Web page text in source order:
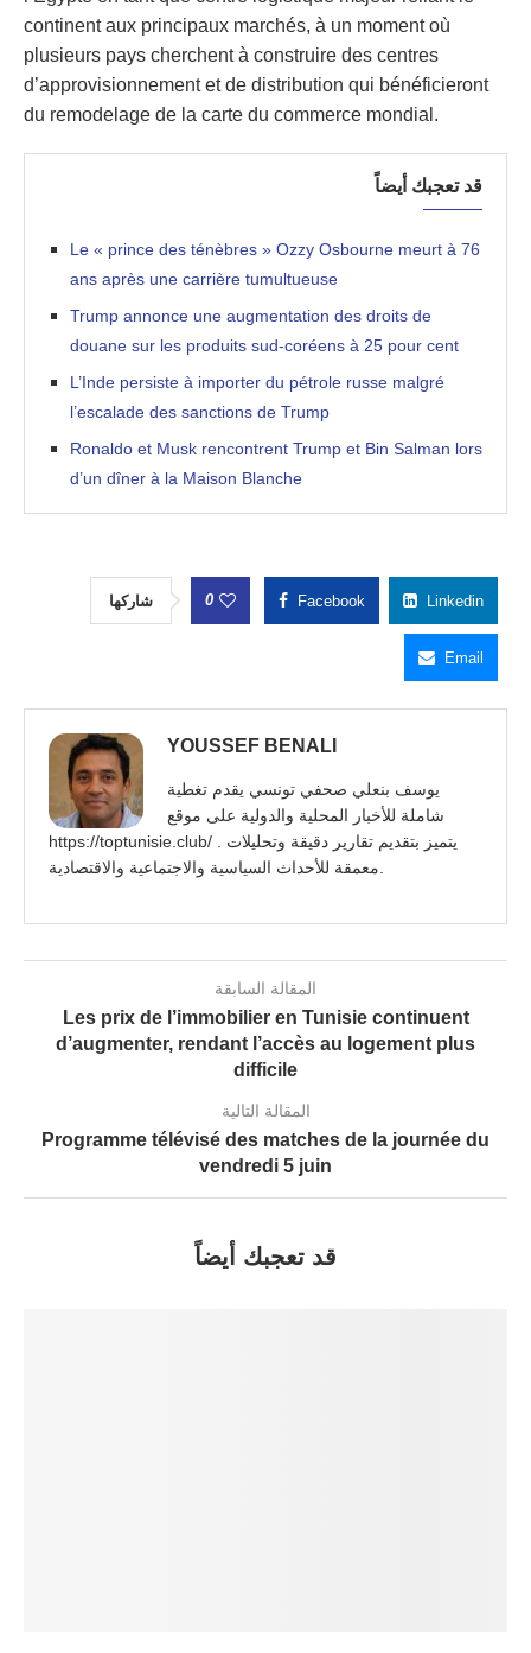
continent aux principaux marchés, à un moment où
plusieurs pays cherchent à construire des centres
d’approvisionnement et de distribution qui bénéficieront
du remodelage de la carte du commerce mondial.
قد تعجبك أيضاً
Le « prince des ténèbres » Ozzy Osbourne meurt à 76
ans après une carrière tumultueuse
Trump annonce une augmentation des droits de
douane sur les produits sud-coréens à 25 pour cent
L’Inde persiste à importer du pétrole russe malgré
l’escalade des sanctions de Trump
Ronaldo et Musk rencontrent Trump et Bin Salman lors
d’un dîner à la Maison Blanche
شاركها 0 Facebook Linkedin
Email
YOUSSEF BENALI
يوسف بنعلي صحفي تونسي يقدم تغطية
شاملة للأخبار المحلية والدولية على موقع
https://toptunisie.club/ . يتميز بتقديم تقارير دقيقة وتحليلات
المقالة السابقة
Les prix de l’immobilier en Tunisie continuent
d’augmenter, rendant l’accès au logement plus
difficile
المقالة التالية
Programme télévisé des matches de la journée du
vendredi 5 juin
قد تعجبك أيضاً